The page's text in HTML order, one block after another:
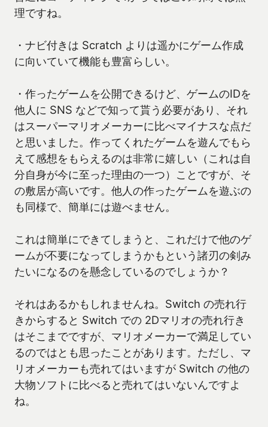
理ですね。
・ナビ付きは Scratch よりは遥かにゲーム作成
に向いていて機能も豊富らしい。
・作ったゲームを公開できるけど、ゲームのIDを
他人に SNS などで知って貰う必要があり、それ
はスーパーマリオメーカーに比べマイナスな点だ
と思いました。作ってくれたゲームを遊んでもら
えて感想をもらえるのは非常に嬉しい（これは自
分自身が今に至った理由の一つ）ことですが、そ
の敷居が高いです。他人の作ったゲームを遊ぶの
も同様で、簡単には遊べません。
これは簡単にできてしまうと、これだけで他のゲ
ームが不要になってしまうかもという諸刃の剣み
たいになるのを懸念しているのでしょうか？
それはあるかもしれませんね。Switch の売れ行
きからすると Switch での 2Dマリオの売れ行き
はそこまでですが、マリオメーカーで満足してい
るのではとも思ったことがあります。ただし、マ
リオメーカーも売れてはいますが Switch の他の
大物ソフトに比べると売れてはいないんですよ
ね。